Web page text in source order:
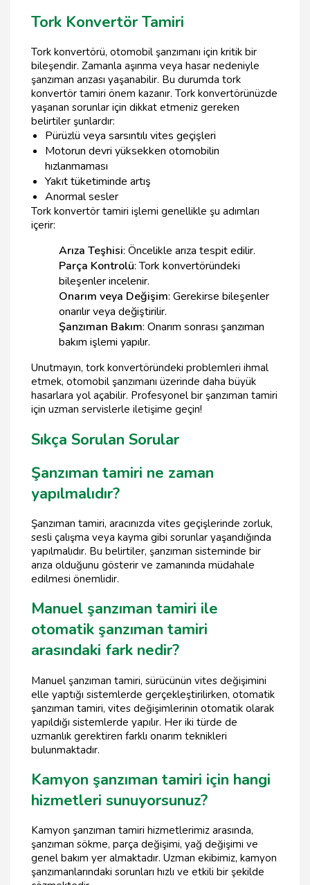
Tork Konvertör Tamiri
Tork konvertörü, otomobil şanzımanı için kritik bir
bileşendir. Zamanla aşınma veya hasar nedeniyle
şanzıman arızası yaşanabilir. Bu durumda tork
konvertör tamiri önem kazanır. Tork konvertörünüzde
yaşanan sorunlar için dikkat etmeniz gereken
belirtiler şunlardır:
Pürüzlü veya sarsıntılı vites geçişleri
Motorun devri yüksekken otomobilin
hızlanmaması
Yakıt tüketiminde artış
Anormal sesler
Tork konvertör tamiri işlemi genellikle şu adımları
içerir:
Arıza Teşhisi: Öncelikle arıza tespit edilir.
Parça Kontrolü: Tork konvertöründeki
bileşenler incelenir.
Onarım veya Değişim: Gerekirse bileşenler
onarılır veya değiştirilir.
Şanzıman Bakım: Onarım sonrası şanzıman
bakım işlemi yapılır.
Unutmayın, tork konvertöründeki problemleri ihmal
etmek, otomobil şanzımanı üzerinde daha büyük
hasarlara yol açabilir. Profesyonel bir şanzıman tamiri
için uzman servislerle iletişime geçin!
Sıkça Sorulan Sorular
Şanzıman tamiri ne zaman
yapılmalıdır?
Şanzıman tamiri, aracınızda vites geçişlerinde zorluk,
sesli çalışma veya kayma gibi sorunlar yaşandığında
yapılmalıdır. Bu belirtiler, şanzıman sisteminde bir
arıza olduğunu gösterir ve zamanında müdahale
edilmesi önemlidir.
Manuel şanzıman tamiri ile
otomatik şanzıman tamiri
arasındaki fark nedir?
Manuel şanzıman tamiri, sürücünün vites değişimini
elle yaptığı sistemlerde gerçekleştirilirken, otomatik
şanzıman tamiri, vites değişimlerinin otomatik olarak
yapıldığı sistemlerde yapılır. Her iki türde de
uzmanlık gerektiren farklı onarım teknikleri
bulunmaktadır.
Kamyon şanzıman tamiri için hangi
hizmetleri sunuyorsunuz?
Kamyon şanzıman tamiri hizmetlerimiz arasında,
şanzıman sökme, parça değişimi, yağ değişimi ve
genel bakım yer almaktadır. Uzman ekibimiz, kamyon
şanzımanlarındaki sorunları hızlı ve etkili bir şekilde